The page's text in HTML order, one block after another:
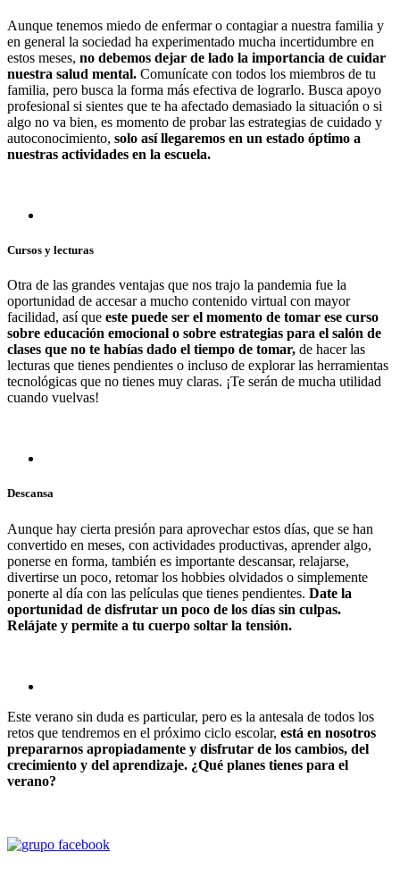
Aunque tenemos miedo de enfermar o contagiar a nuestra familia y
en general la sociedad ha experimentado mucha incertidumbre en
estos meses, no debemos dejar de lado la importancia de cuidar
nuestra salud mental. Comunícate con todos los miembros de tu
familia, pero busca la forma más efectiva de lograrlo. Busca apoyo
profesional si sientes que te ha afectado demasiado la situación o si
algo no va bien, es momento de probar las estrategias de cuidado y
autoconocimiento, solo así llegaremos en un estado óptimo a
nuestras actividades en la escuela.
Cursos y lecturas
Otra de las grandes ventajas que nos trajo la pandemia fue la
oportunidad de accesar a mucho contenido virtual con mayor
facilidad, así que este puede ser el momento de tomar ese curso
sobre educación emocional o sobre estrategias para el salón de
clases que no te habías dado el tiempo de tomar, de hacer las
lecturas que tienes pendientes o incluso de explorar las herramientas
tecnológicas que no tienes muy claras. ¡Te serán de mucha utilidad
cuando vuelvas!
Descansa
Aunque hay cierta presión para aprovechar estos días, que se han
convertido en meses, con actividades productivas, aprender algo,
ponerse en forma, también es importante descansar, relajarse,
divertirse un poco, retomar los hobbies olvidados o simplemente
ponerte al día con las películas que tienes pendientes. Date la
oportunidad de disfrutar un poco de los días sin culpas.
Relájate y permite a tu cuerpo soltar la tensión.
Este verano sin duda es particular, pero es la antesala de todos los
retos que tendremos en el próximo ciclo escolar, está en nosotros
prepararnos apropiadamente y disfrutar de los cambios, del
crecimiento y del aprendizaje. ¿Qué planes tienes para el
verano?